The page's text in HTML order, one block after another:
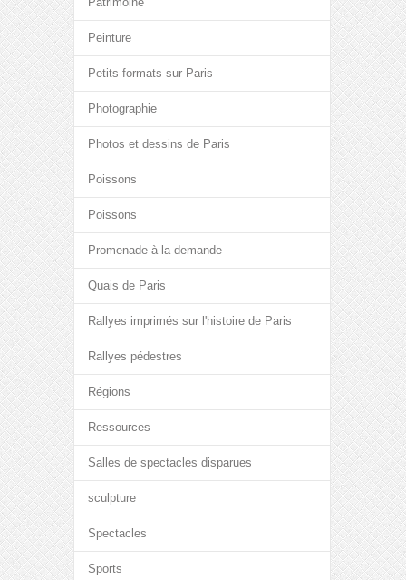
Peinture
Petits formats sur Paris
Photographie
Photos et dessins de Paris
Poissons
Poissons
Promenade à la demande
Quais de Paris
Rallyes imprimés sur l'histoire de Paris
Rallyes pédestres
Régions
Ressources
Salles de spectacles disparues
sculpture
Spectacles
Sports